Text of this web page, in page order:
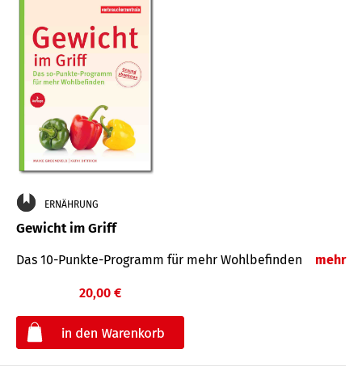
ERNÄHRUNG
Gewicht im Griff
Das 10-Punkte-Programm für mehr Wohlbefinden mehr
20,00 €